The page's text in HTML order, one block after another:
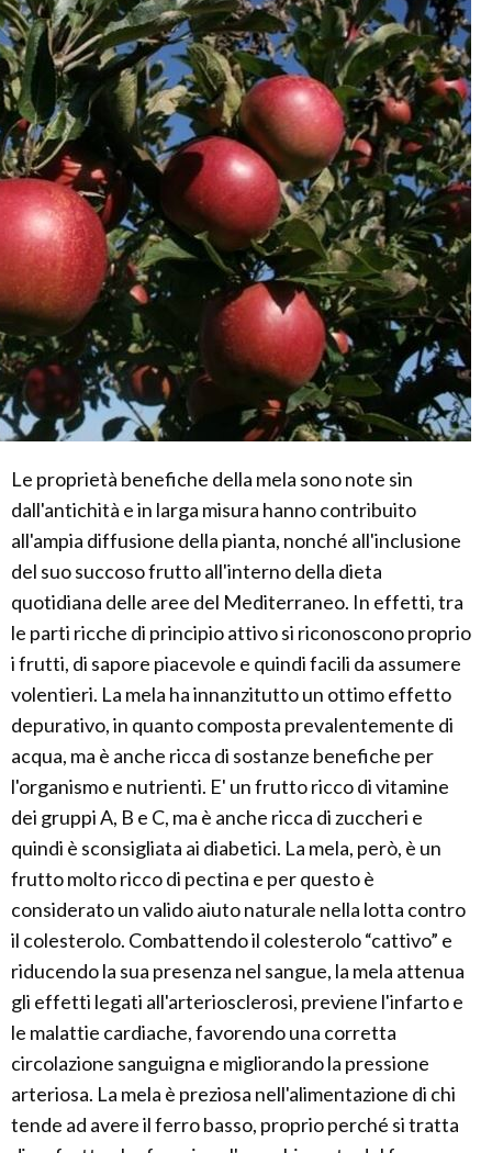
Le proprietà benefiche della mela sono note sin
dall'antichità e in larga misura hanno contribuito
all'ampia diffusione della pianta, nonché all'inclusione
del suo succoso frutto all'interno della dieta
quotidiana delle aree del Mediterraneo. In effetti, tra
le parti ricche di principio attivo si riconoscono proprio
i frutti, di sapore piacevole e quindi facili da assumere
volentieri. La mela ha innanzitutto un ottimo effetto
depurativo, in quanto composta prevalentemente di
acqua, ma è anche ricca di sostanze benefiche per
l'organismo e nutrienti. E' un frutto ricco di vitamine
dei gruppi A, B e C, ma è anche ricca di zuccheri e
quindi è sconsigliata ai diabetici. La mela, però, è un
frutto molto ricco di pectina e per questo è
considerato un valido aiuto naturale nella lotta contro
il colesterolo. Combattendo il colesterolo “cattivo” e
riducendo la sua presenza nel sangue, la mela attenua
gli effetti legati all'arteriosclerosi, previene l'infarto e
le malattie cardiache, favorendo una corretta
circolazione sanguigna e migliorando la pressione
arteriosa. La mela è preziosa nell'alimentazione di chi
tende ad avere il ferro basso, proprio perché si tratta